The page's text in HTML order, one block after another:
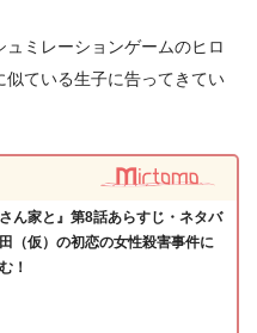
ミレーションゲームのヒロ
ている生子に告ってきてい
さん家と』第8話あらすじ・ネタバ
（仮）の初恋の女性殺害事件に
！